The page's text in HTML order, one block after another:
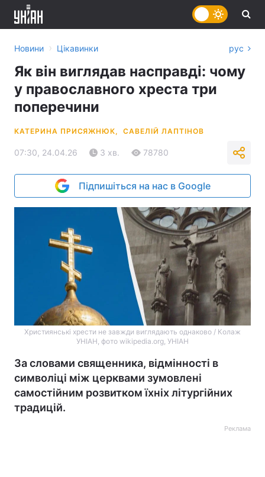
Новини › Цікавинки рус
Як він виглядав насправді: чому
у православного хреста три
поперечини
КАТЕРИНА ПРИСЯЖНЮК, САВЕЛІЙ ЛАПТІНОВ
07:30, 24.04.26 3 хв. 78780
Підпишіться на нас в Google
Християнські хрести не завжди виглядають однаково / Колаж
УНIАН, фото wikipedia.org, УНІАН
За словами священника, відмінності в
символіці між церквами зумовлені
самостійним розвитком їхніх літургійних
традицій.
Реклама